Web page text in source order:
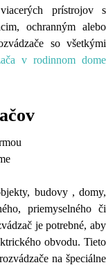
prístrojov s
ochranným alebo
so všetkými
v rodinnom dome
budovy , domy,
priemyselného či
je potrebné, aby
obvodu. Tieto
na špeciálne